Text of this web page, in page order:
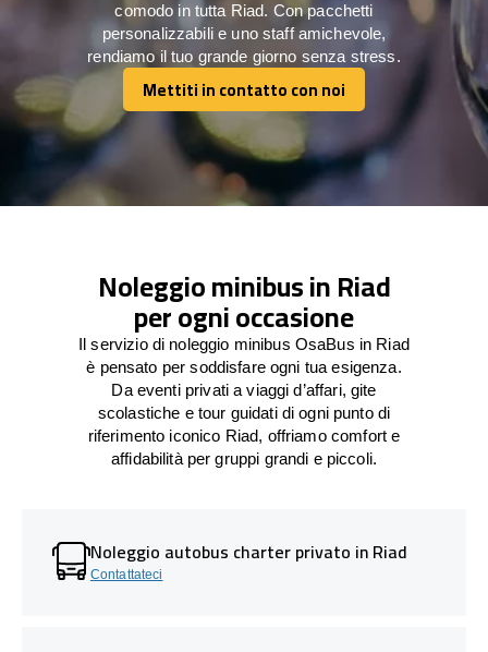
comodo in tutta Riad. Con pacchetti
personalizzabili e uno staff amichevole,
rendiamo il tuo grande giorno senza stress.
Mettiti in contatto con noi
Mettiti in contatto con noi
Noleggio minibus in Riad
per ogni occasione
Il servizio di noleggio minibus OsaBus in Riad
è pensato per soddisfare ogni tua esigenza.
Da eventi privati a viaggi d’affari, gite
scolastiche e tour guidati di ogni punto di
riferimento iconico Riad, offriamo comfort e
affidabilità per gruppi grandi e piccoli.
Noleggio autobus charter privato in Riad
Contattateci